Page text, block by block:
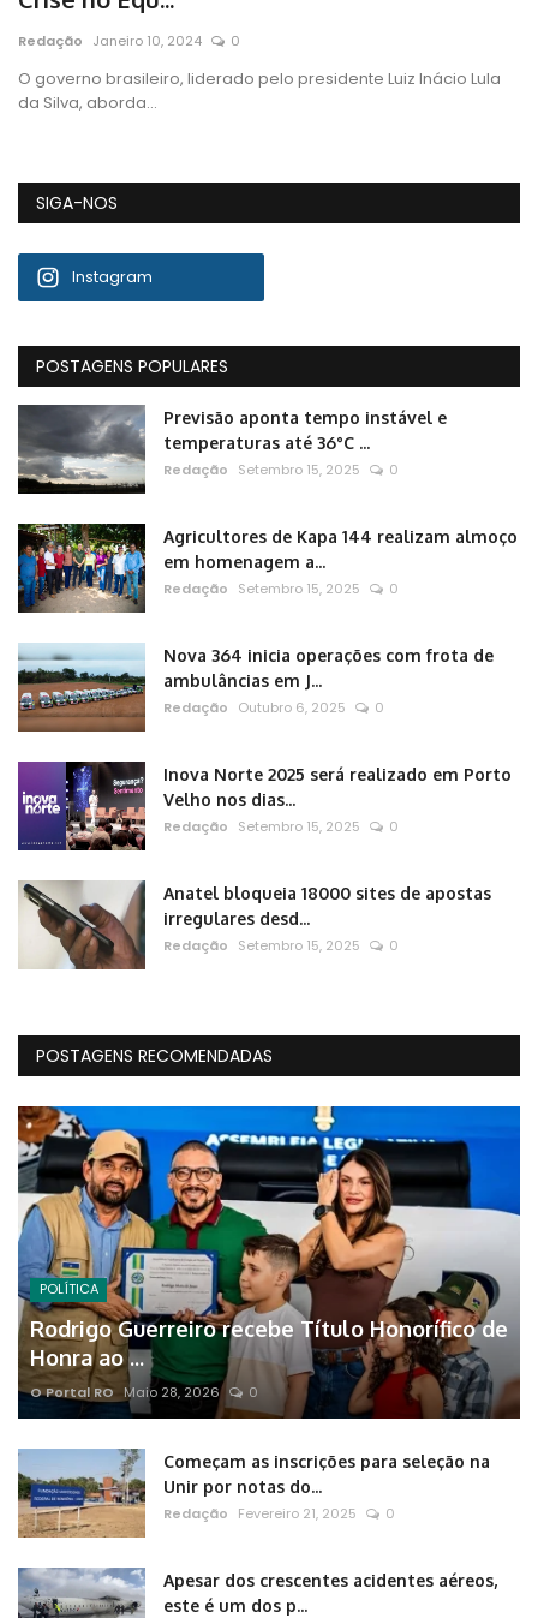
Redação Janeiro 10, 2024 0
O governo brasileiro, liderado pelo presidente Luiz Inácio Lula
da Silva, aborda...
SIGA-NOS
Instagram
POSTAGENS POPULARES
Previsão aponta tempo instável e
temperaturas até 36°C ...
Redação Setembro 15, 2025 0
Agricultores de Kapa 144 realizam almoço
em homenagem a...
Redação Setembro 15, 2025 0
Nova 364 inicia operações com frota de
ambulâncias em J...
Redação Outubro 6, 2025 0
Inova Norte 2025 será realizado em Porto
Velho nos dias...
Redação Setembro 15, 2025 0
Anatel bloqueia 18000 sites de apostas
irregulares desd...
Redação Setembro 15, 2025 0
POSTAGENS RECOMENDADAS
POLÍTICA
Rodrigo Guerreiro recebe Título Honorífico de
Honra ao ...
O Portal RO Maio 28, 2026 0
Começam as inscrições para seleção na
Unir por notas do...
Redação Fevereiro 21, 2025 0
Apesar dos crescentes acidentes aéreos,
este é um dos p...